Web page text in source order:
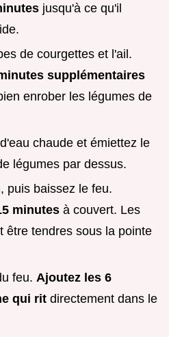
jusqu'à ce qu'il
de courgettes et l'ail.
supplémentaires
enrober les légumes de
chaude et émiettez le
légumes par dessus.
puis baissez le feu.
minutes à couvert. Les
être tendres sous la pointe
feu. Ajoutez les 6
qui rit directement dans le